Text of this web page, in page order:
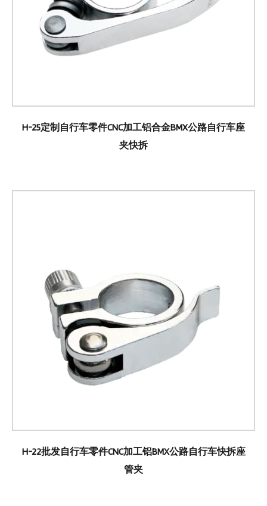
H-25定制自行车零件CNC加工铝合金BMX公路自行车座
夹快拆
H-22批发自行车零件CNC加工铝BMX公路自行车快拆座
管夹